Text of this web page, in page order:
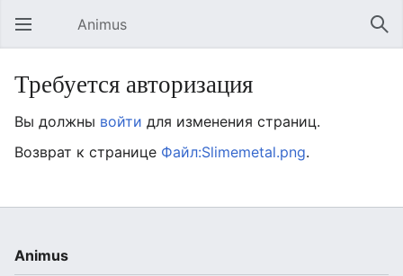
Открыть главное меню Animus
Требуется авторизация
Вы должны войти для изменения страниц.
Возврат к странице Файл:Slimemetal.png.
Animus